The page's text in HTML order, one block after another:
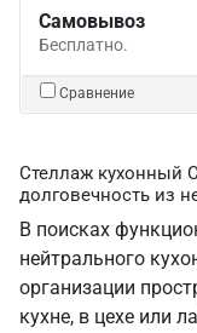
Самовывоз
Бесплатно.
Сравнение
Стеллаж кухонный
долговечность из
В поисках
нейтрального
организации
кухне, в цехе или